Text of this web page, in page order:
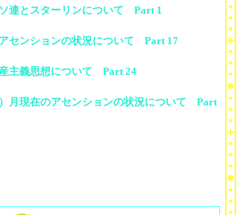
連とスターリンについて Part 1
センションの状況について Part 17
主義思想について Part 24
月現在のアセンションの状況について Part